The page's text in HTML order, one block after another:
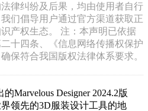
律纠纷及后果，均由使用者自行
们倡导用户通过官方渠道获取正
产权生态。 注：本声明已依据
十四条、《信息网络传播权保护
保符合我国版权法律体系要求。
Marvelous Designer 2024.2版
界领先的3D服装设计工具的地